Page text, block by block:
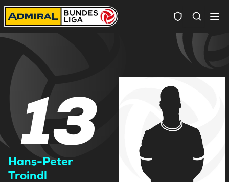
13
Hans-Peter
Troindl